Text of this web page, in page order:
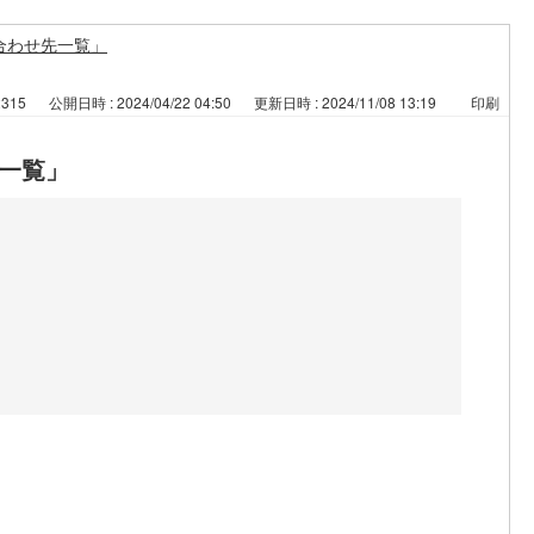
せ先一覧」
公開日時 : 2024/04/22 04:50 更新日時 : 2024/11/08 13:19 印刷
覧」